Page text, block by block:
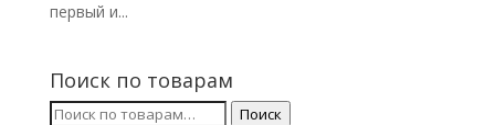
первый и...
Поиск по товарам
Искать: Поиск